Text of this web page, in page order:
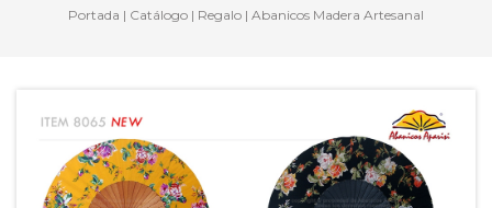
Portada | Catálogo | Regalo | Abanicos Madera Artesanal